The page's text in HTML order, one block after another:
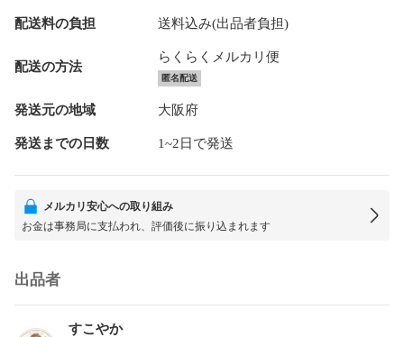
配送料の負担 送料込み(出品者負担)
配送の方法
らくらくメルカリ便
匿名配送
発送元の地域 大阪府
発送までの日数 1~2日で発送
メルカリ安心への取り組み
お金は事務局に支払われ、評価後に振り込まれます
出品者
すこやか